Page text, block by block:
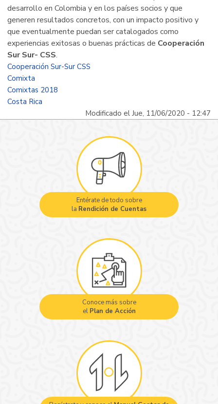
desarrollo en Colombia y en los países socios y que
generen resultados concretos, con un impacto positivo y
que eventualmente puedan ser catalogados como
experiencias exitosas o buenas prácticas de Cooperación
Sur Sur- CSS.
Cooperación Sur-Sur CSS
Comixta
Comixtas 2018
Costa Rica
Modificado el Jue, 11/06/2020 - 12:47
Entérate de todo sobre
la Rendición de Cuentas
Conoce más sobre
el Plan de Acción